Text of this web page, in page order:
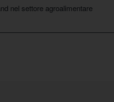
nel settore agroalimentare